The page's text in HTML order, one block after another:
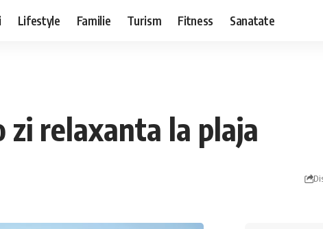
Lifestyle Familie Turism Fitness Sanatate
relaxanta la plaja